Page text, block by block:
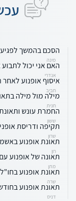
הסכם בהמשך
מינה
האם אני יכול
אנדרי
איסוף אופנוע
חביב
מילה מול מילה
חנית
החמרת עונש
ששון
תקיפה ודריסת
שרון
תאונת אופנוע
רון
תאונה של אופנוע
מתן
תאונת אופנוע
שרה
תאונת אופנוע
דניס